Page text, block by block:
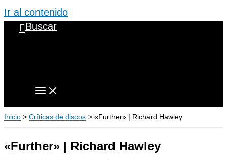
Ir al contenido
Buscar
Inicio Críticas de discos «Further» | Richard Hawley
«Further» | Richard Hawley